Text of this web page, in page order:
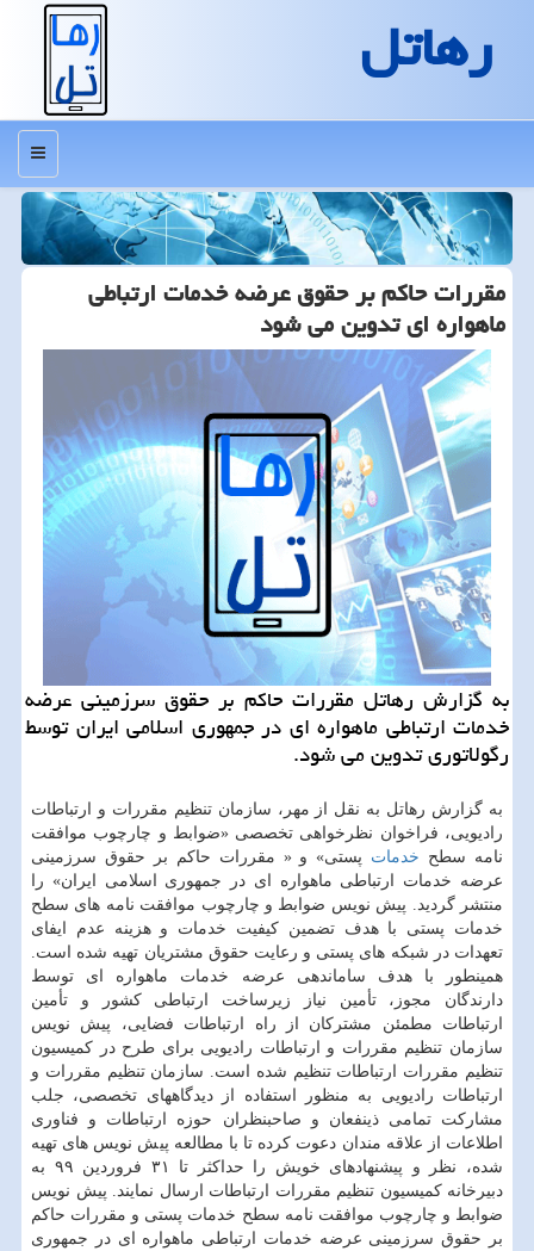
رهاتل
منو
مقررات حاكم بر حقوق عرضه خدمات ارتباطی
ماهواره ای تدوین می شود
به گزارش رهاتل مقررات حاكم بر حقوق سرزمینی عرضه
خدمات ارتباطی ماهواره ای در جمهوری اسلامی ایران توسط
رگولاتوری تدوین می شود.
به گزارش رهاتل به نقل از مهر، سازمان تنظیم مقررات و ارتباطات
رادیویی، فراخوان نظرخواهی تخصصی «ضوابط و چارچوب موافقت
نامه سطح خدمات پستی» و « مقررات حاكم بر حقوق سرزمینی
عرضه خدمات ارتباطی ماهواره ای در جمهوری اسلامی ایران» را
منتشر گردید. پیش نویس ضوابط و چارچوب موافقت نامه های سطح
خدمات پستی با هدف تضمین كیفیت خدمات و هزینه عدم ایفای
تعهدات در شبكه های پستی و رعایت حقوق مشتریان تهیه شده است.
همینطور با هدف ساماندهی عرضه خدمات ماهواره ای توسط
دارندگان مجوز، تأمین نیاز زیرساخت ارتباطی كشور و تأمین
ارتباطات مطمئن مشتركان از راه ارتباطات فضایی، پیش نویس
سازمان تنظیم مقررات و ارتباطات رادیویی برای طرح در كمیسیون
تنظیم مقررات ارتباطات تنظیم شده است. سازمان تنظیم مقررات و
ارتباطات رادیویی به منظور استفاده از دیدگاههای تخصصی، جلب
مشاركت تمامی ذینفعان و صاحبنظران حوزه ارتباطات و فناوری
اطلاعات از علاقه مندان دعوت كرده تا با مطالعه پیش نویس های تهیه
شده، نظر و پیشنهادهای خویش را حداكثر تا ۳۱ فروردین ۹۹ به
دبیرخانه كمیسیون تنظیم مقررات ارتباطات ارسال نمایند. پیش نویس
ضوابط و چارچوب موافقت نامه سطح خدمات پستی و مقررات حاكم
بر حقوق سرزمینی عرضه خدمات ارتباطی ماهواره ای در جمهوری